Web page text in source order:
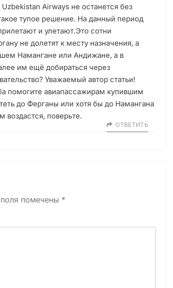
Airways не останется без
тупое решение. На данный период
и улетают.Это сотни
не долетят к месту назначения, а
Намангане или Андижане, а в
им ещё добираться через
Уважаемый автор статьи!
помогите авиапассажирам купившим
до Ферганы или хотя бы до Намангана
поверьте.
ОТВЕТИТЬ
помечены *